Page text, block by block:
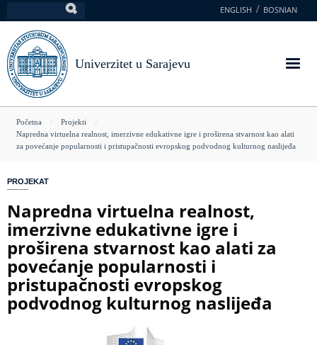
na
glavni
sadržaj
ENGLISH BOSNIAN
Univerzitet u Sarajevu
You
are
Početna
Projekti
Napredna virtuelna realnost, imerzivne edukativne igre i proširena stvarnost kao alati
za povećanje popularnosti i pristupačnosti evropskog podvodnog kulturnog naslijeđa
PROJEKAT
Napredna virtuelna realnost,
imerzivne edukativne igre i
proširena stvarnost kao alati za
povećanje popularnosti i
pristupačnosti evropskog
podvodnog kulturnog naslijeđa